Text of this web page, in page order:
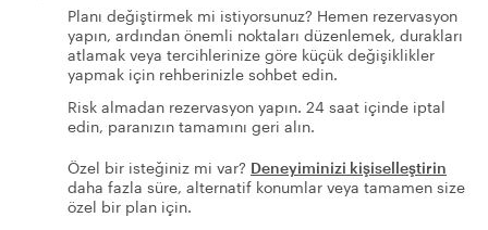
Planı değiştirmek mi istiyorsunuz? Hemen rezervasyon
yapın, ardından önemli noktaları düzenlemek, durakları
atlamak veya tercihlerinize göre küçük değişiklikler
yapmak için rehberinizle sohbet edin.
Risk almadan rezervasyon yapın. 24 saat içinde iptal
edin, paranızın tamamını geri alın.
Özel bir isteğiniz mi var? Deneyiminizi kişiselleştirin
daha fazla süre, alternatif konumlar veya tamamen size
özel bir plan için.